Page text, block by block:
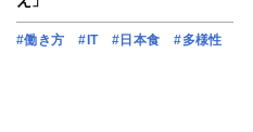
#働き方 #IT #日本食 #多様性